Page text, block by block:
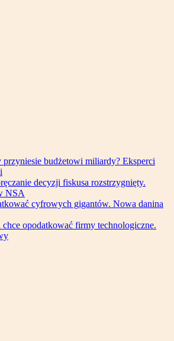
budżetowi miliardy? Eksperci
decyzji fiskusa rozstrzygnięty.
NSA
cyfrowych gigantów. Nowa danina
opodatkować firmy technologiczne.